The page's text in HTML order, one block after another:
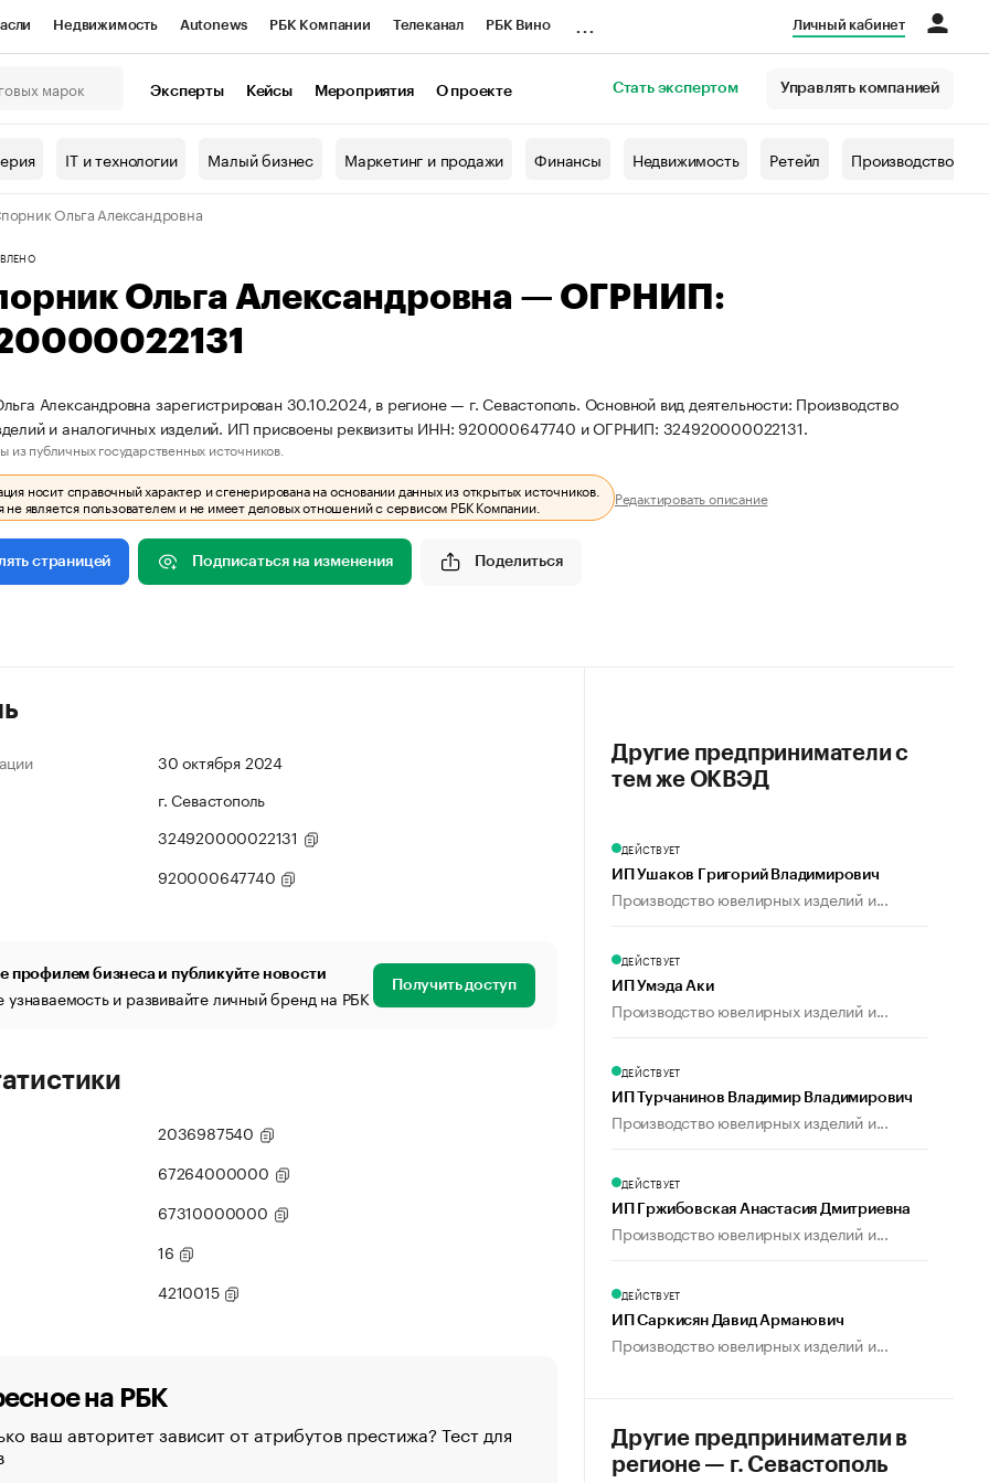
Недвижимость Autonews РБК Компании Телеканал РБК Вино
Проверка контрагентов
Личный кабинет
Эксперты Кейсы Мероприятия О проекте Стать экспертом Управлять компанией
IT и технологии Малый бизнес Маркетинг и продажи Финансы Недвижимость Ретейл Производство
Ольга Александровна
Ольга Александровна — ОГРНИП:
Александровна зарегистрирован 30.10.2024, в регионе — г. Севастополь. Основной вид деятельности: Производство
и аналогичных изделий. ИП присвоены реквизиты ИНН: 920000647740 и ОГРНИП: 324920000022131.
из публичных государственных источников.
носит справочный характер и сгенерирована на основании данных из открытых источников.
не является пользователем и не имеет деловых отношений с сервисом РБК Компании. Редактировать описание
страницей Подписаться на изменения Поделиться
30 октября 2024
г. Севастополь
324920000022131
920000647740
профилем бизнеса и публикуйте новости
и развивайте личный бренд на РБК Получить доступ
2036987540
67264000000
67310000000
16
4210015
на РБК
ваш авторитет зависит от атрибутов престижа? Тест для
«От спорта тело стареет иначе». Как живет глава
создавшей GTA
Другие предприниматели с
тем же ОКВЭД
ДЕЙСТВУЕТ
ИП Ушаков Григорий Владимирович
Производство ювелирных изделий и...
ДЕЙСТВУЕТ
ИП Умэда Аки
Производство ювелирных изделий и...
ДЕЙСТВУЕТ
ИП Турчанинов Владимир Владимирович
Производство ювелирных изделий и...
ДЕЙСТВУЕТ
ИП Гржибовская Анастасия Дмитриевна
Производство ювелирных изделий и...
ДЕЙСТВУЕТ
ИП Саркисян Давид Арманович
Производство ювелирных изделий и...
Другие предприниматели в
регионе — г. Севастополь